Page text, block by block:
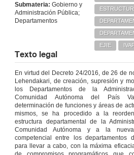
Submateria: Gobierno y
Administración Pública;
Departamentos
EJIE
Texto legal
En virtud del Decreto 24/2016, de 26 de
Lehendakari, de creación, supresión y
los Departamentos de la
Comunidad Autónoma del País
determinación de funciones y áreas de
mismos, se ha procedido a la
estructura departamental de la
Comunidad Autónoma y a la nueva
competencial entre los departamentos
para llevar a cabo, con la máxima